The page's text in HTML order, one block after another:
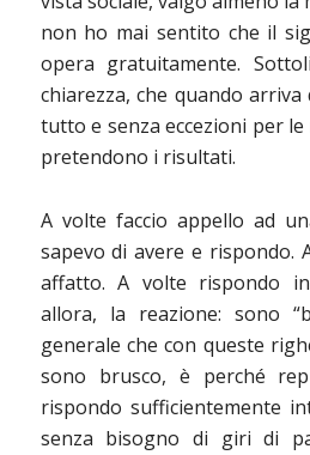
non ho mai sentito che il
opera gratuitamente.
chiarezza, che quando arriva
tutto e senza eccezioni per le
pretendono i risultati.
A volte faccio appello ad
sapevo di avere e rispondo.
affatto. A volte rispondo in
allora, la reazione: sono
generale che con queste
sono brusco, è perché
rispondo sufficientemente
senza bisogno di giri di